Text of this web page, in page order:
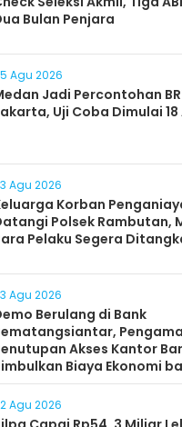
Bulan Penjara
Agu 2026
Jadi Percontohan
Uji Coba Dimulai
Agu 2026
Korban
Polsek Rambutan,
Pelaku Segera
Agu 2026
Berulang di Bank
Akses Kantor
Biaya Ekonomi
Agu 2026